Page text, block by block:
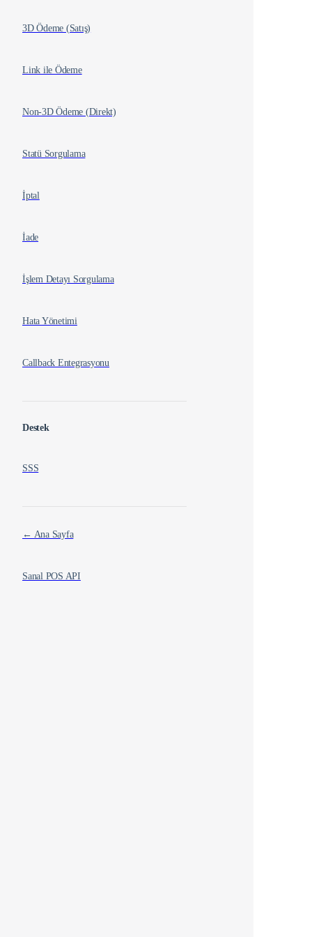
3D Ödeme (Satış)
Link ile Ödeme
Non-3D Ödeme (Direkt)
Statü Sorgulama
İptal
İade
İşlem Detayı Sorgulama
Hata Yönetimi
Callback Entegrasyonu
Destek
SSS
← Ana Sayfa
Sanal POS API